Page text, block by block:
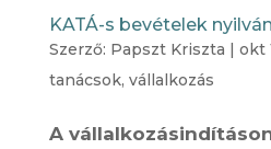
KATÁ-s bevételek
Szerző: Papszt Kriszta | okt
tanácsok, vállalkozás
A